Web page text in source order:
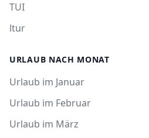
TUI
ltur
URLAUB NACH MONAT
Urlaub im Januar
Urlaub im Februar
Urlaub im März